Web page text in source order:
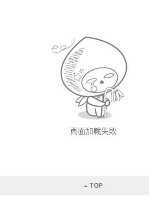
頁面加載失敗
TOP